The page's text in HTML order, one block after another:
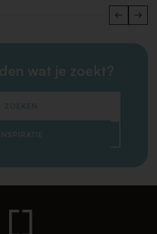
wat je zoekt?
ZOEKEN
INSPIRATIE